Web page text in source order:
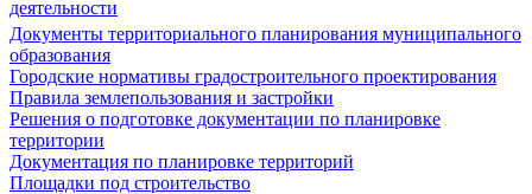
деятельности
Документы территориального планирования муниципального
образования
Городские нормативы градостроительного проектирования
Правила землепользования и застройки
Решения о подготовке документации по планировке
территории
Документация по планировке территорий
Площадки под строительство